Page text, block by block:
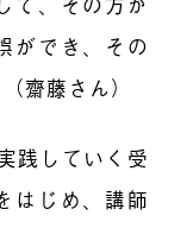
ができ、その
齋藤さん）
践していく受
はじめ、講師